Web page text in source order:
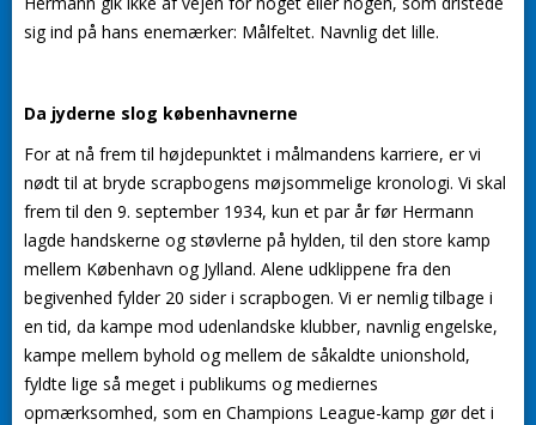
sig ind på hans enemærker: Målfeltet. Navnlig det lille.
Da jyderne slog københavnerne
For at nå frem til højdepunktet i målmandens karriere, er vi
nødt til at bryde scrapbogens møjsommelige kronologi. Vi skal
frem til den 9. september 1934, kun et par år før Hermann
lagde handskerne og støvlerne på hylden, til den store kamp
mellem København og Jylland. Alene udklippene fra den
begivenhed fylder 20 sider i scrapbogen. Vi er nemlig tilbage i
en tid, da kampe mod udenlandske klubber, navnlig engelske,
kampe mellem byhold og mellem de såkaldte unionshold,
fyldte lige så meget i publikums og mediernes
opmærksomhed, som en Champions League-kamp gør det i